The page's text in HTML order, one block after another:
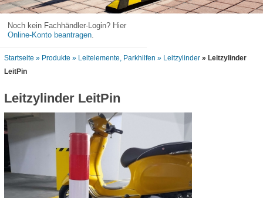
Noch kein Fachhändler-Login? Hier
Online-Konto beantragen
Startseite » Produkte » Leitelemente, Parkhilfen » Leitzylinder » Leitzylinder
LeitPin
Leitzylinder LeitPin